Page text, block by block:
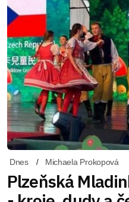
Dnes Michaela Prokopová
Plzeňská